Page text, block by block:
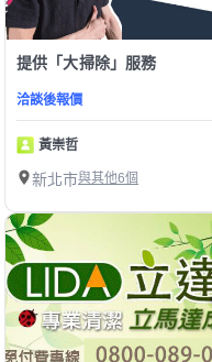
提供「大掃除」服務
洽談後報價
黃崇哲
新北市與其他6個